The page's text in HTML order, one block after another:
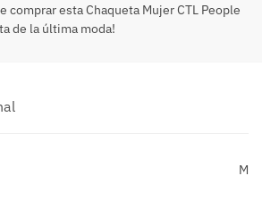
comprar esta Chaqueta Mujer CTL People
de la última moda!
M